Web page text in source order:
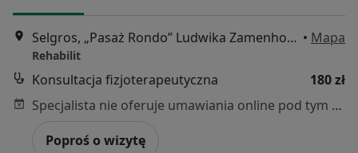
Selgros, „Pasaż Rondo” Ludwika Zamenhofa 133, 1. Piętro obok siłowni „Fabryka Frormy"”, Poznań • Mapa
Rehabilit
Konsultacja fizjoterapeutyczna
180 zł
Specjalista nie oferuje umawiania online pod tym adresem.
Poproś o wizytę